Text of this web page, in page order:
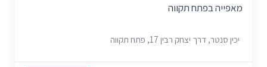
מאפייה בפתח תקווה
יכין סנטר, דרך יצחק רבין 17, פתח תקווה